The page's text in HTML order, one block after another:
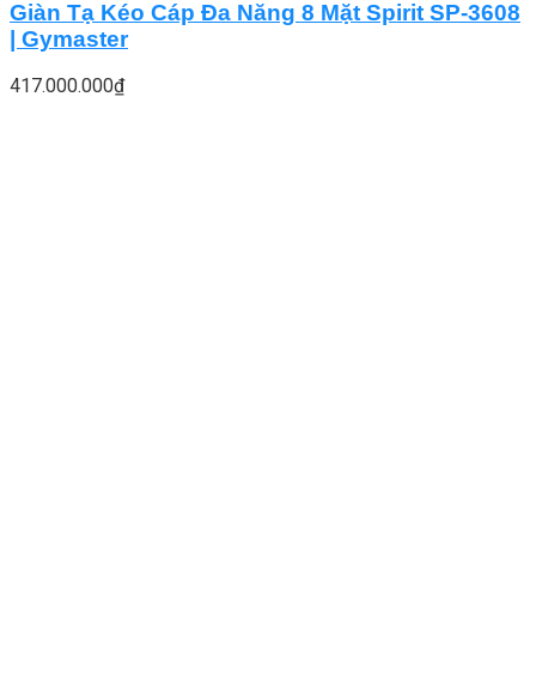
Giàn Tạ Kéo Cáp Đa Năng 8 Mặt Spirit SP-3608
| Gymaster
417.000.000₫